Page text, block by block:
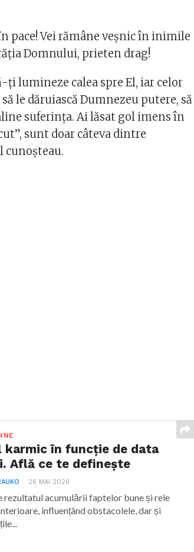
pace! Vei rămâne veșnic în inimile
Domnului, prieten drag!
ți lumineze calea spre El, iar celor
le dăruiască Dumnezeu putere, să
suferința. Ai lăsat gol imens în
sunt doar câteva dintre
cunoșteau.
karmic în funcție de data
Află ce te definește
26 MAI 2026
rezultatul acumulării faptelor bune și rele
influențând obstacolele, dar și